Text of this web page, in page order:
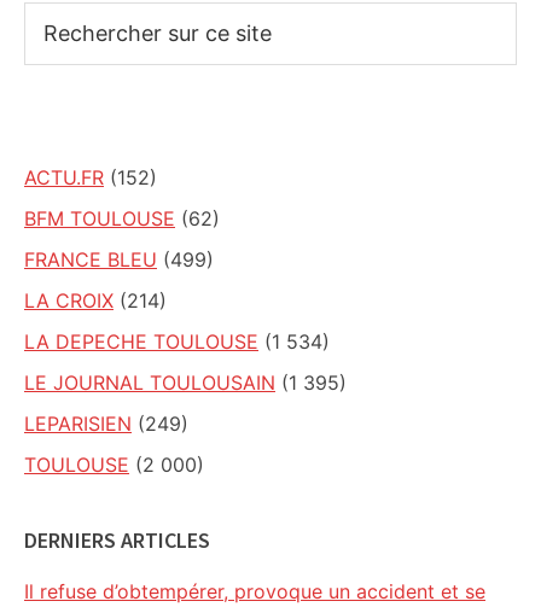
sur
ACTU.FR (152)
BFM TOULOUSE (62)
FRANCE BLEU (499)
LA CROIX (214)
LA DEPECHE TOULOUSE (1 534)
LE JOURNAL TOULOUSAIN (1 395)
LEPARISIEN (249)
TOULOUSE (2 000)
DERNIERS ARTICLES
Il refuse d’obtempérer, provoque un accident et se